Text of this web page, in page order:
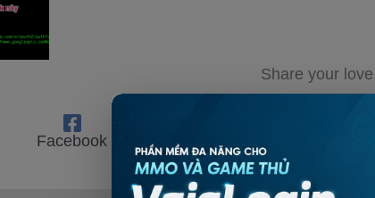
Share your love
Facebook Pinterest Linkedin